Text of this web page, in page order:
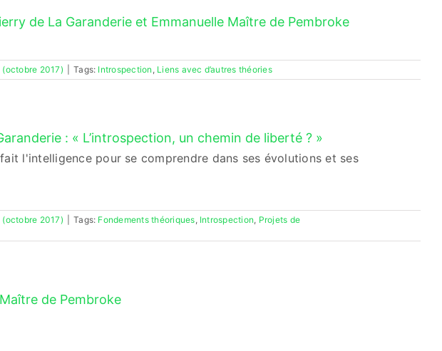
de La Garanderie et Emmanuelle Maître de Pembroke
(octobre 2017) Tags: Introspection Liens avec d’autres théories
: « L’introspection, un chemin de liberté ? »
l'intelligence pour se comprendre dans ses évolutions et ses
(octobre 2017) Tags: Fondements théoriques Introspection Projets de
de Pembroke